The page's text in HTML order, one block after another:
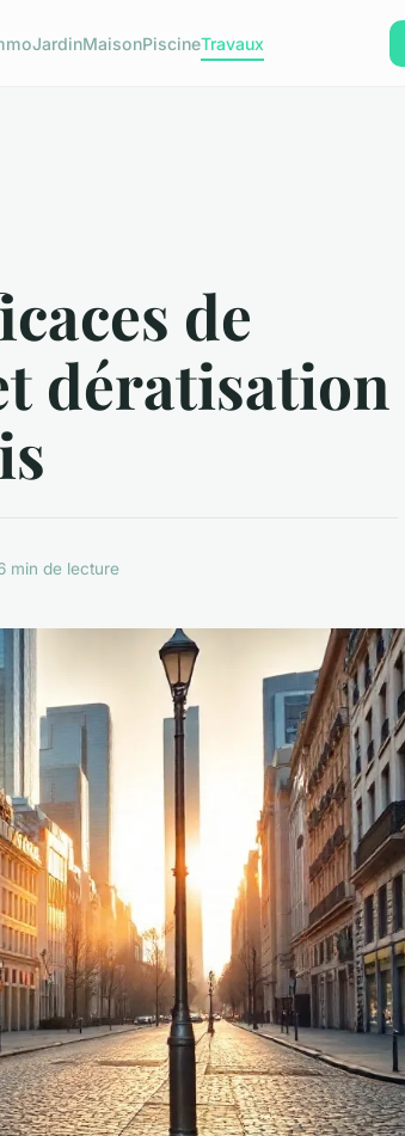
JardinMaisonPiscineTravaux
de
dératisation
min de lecture